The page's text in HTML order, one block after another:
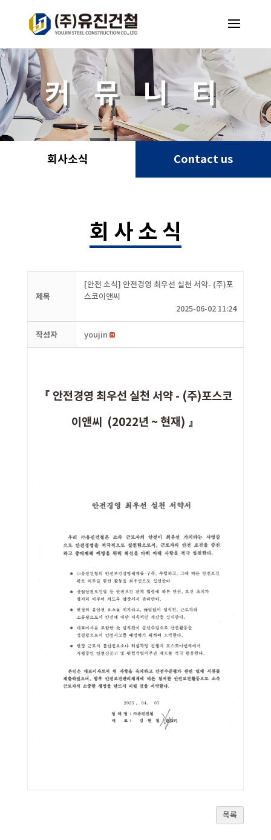
커 뮤 니 티
회사소식 Contact us
회 사 소 식
제목
[안전 소식] 안전경영 최우선 실천 서약- (주)포
스코이앤씨
2025-06-02 11:24
작성자 youjin
『 안전경영 최우선 실천 서약 - (주)포스코
이앤씨
(2022년 ~ 현재) 』
목록